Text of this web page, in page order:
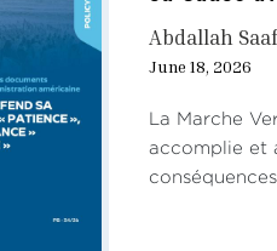
Abdallah Saaf
June 18, 2026
La Marche
accomplie et